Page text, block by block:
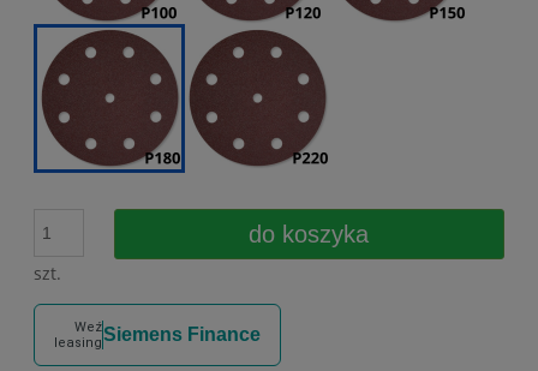
szt.
do koszyka
Weź
leasingSiemens Finance